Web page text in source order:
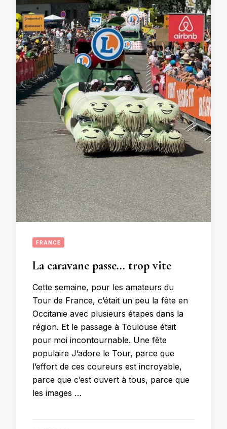
FRANCE
La caravane passe… trop vite
Cette semaine, pour les amateurs du
Tour de France, c’était un peu la fête en
Occitanie avec plusieurs étapes dans la
région. Et le passage à Toulouse était
pour moi incontournable. Une fête
populaire J’adore le Tour, parce que
l’effort de ces coureurs est incroyable,
parce que c’est ouvert à tous, parce que
les images …